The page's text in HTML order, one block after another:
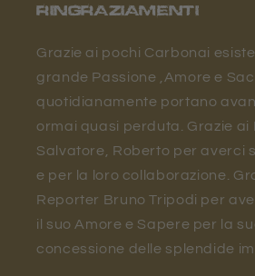
RINGRAZIAMENTI
Grazie ai pochi Carbonai
grande Passione ,Amore e
quotidianamente portano
ormai quasi perduta. Grazie ai
Salvatore, Roberto per averci
e per la loro collaborazione.
Reporter Bruno Tripodi per
il suo Amore e Sapere per la
concessione delle splendide